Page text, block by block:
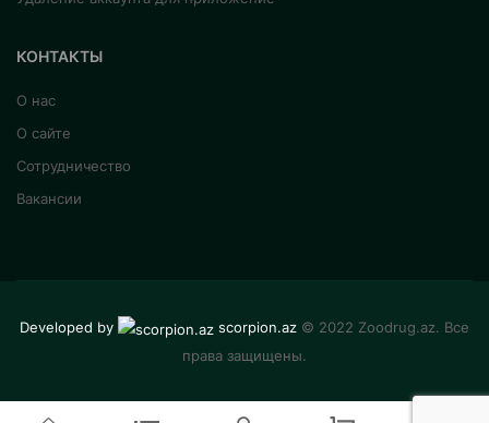
КОНТАКТЫ
О нас
О сайте
Сотрудничество
Вакансии
Developed by scorpion.az © 2022 Zoodrug.az. Все
права защищены.